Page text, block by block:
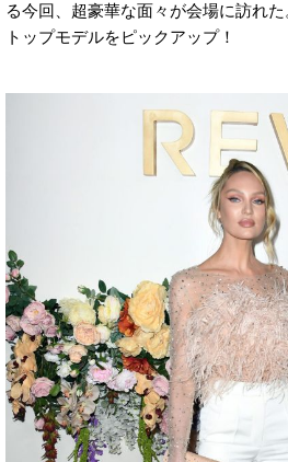
る今回、超豪華な面々が会場に訪れ
トップモデルをピックアップ！